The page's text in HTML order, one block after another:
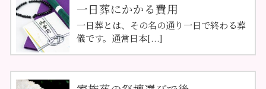
一日葬にかかる費用
一日葬とは、その名の通り一日で終わる葬
儀です。通常日本[...]